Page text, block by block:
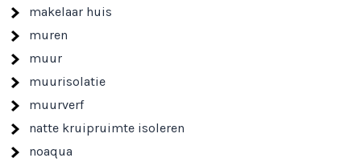
makelaar huis
muren
muur
muurisolatie
muurverf
natte kruipruimte isoleren
noaqua